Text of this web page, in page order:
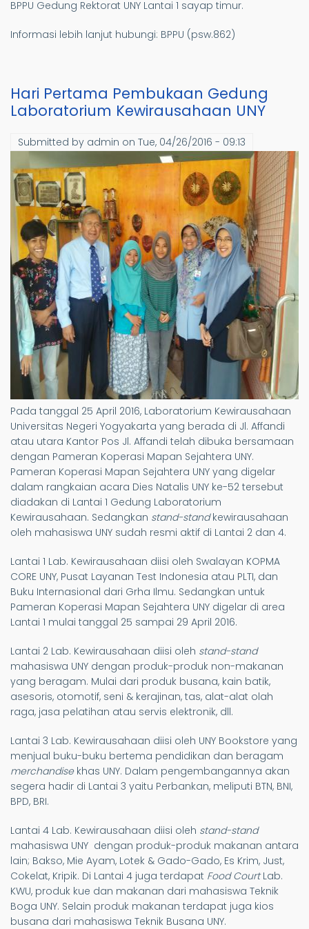
BPPU Gedung Rektorat UNY Lantai 1 sayap timur.
Informasi lebih lanjut hubungi: BPPU (psw.862)
Hari Pertama Pembukaan Gedung
Laboratorium Kewirausahaan UNY
Submitted by admin on Tue, 04/26/2016 - 09:13
Pada tanggal 25 April 2016, Laboratorium Kewirausahaan
Universitas Negeri Yogyakarta yang berada di Jl. Affandi
atau utara Kantor Pos Jl. Affandi telah dibuka bersamaan
dengan Pameran Koperasi Mapan Sejahtera UNY.
Pameran Koperasi Mapan Sejahtera UNY yang digelar
dalam rangkaian acara Dies Natalis UNY ke-52 tersebut
diadakan di Lantai 1 Gedung Laboratorium
Kewirausahaan. Sedangkan stand-standkewirausahaan
oleh mahasiswa UNY sudah resmi aktif di Lantai 2 dan 4.
Lantai 1 Lab. Kewirausahaan diisi oleh Swalayan KOPMA
CORE UNY, Pusat Layanan Test Indonesia atau PLTI, dan
Buku Internasional dari Grha Ilmu. Sedangkan untuk
Pameran Koperasi Mapan Sejahtera UNY digelar di area
Lantai 1 mulai tanggal 25 sampai 29 April 2016.
Lantai 2 Lab. Kewirausahaan diisi oleh stand-stand
mahasiswa UNY dengan produk-produk non-makanan
yang beragam. Mulai dari produk busana, kain batik,
asesoris, otomotif, seni & kerajinan, tas, alat-alat olah
raga, jasa pelatihan atau servis elektronik, dll.
Lantai 3 Lab. Kewirausahaan diisi oleh UNY Bookstore yang
menjual buku-buku bertema pendidikan dan beragam
merchandisekhas UNY. Dalam pengembangannya akan
segera hadir di Lantai 3 yaitu Perbankan, meliputi BTN, BNI,
BPD, BRI.
Lantai 4 Lab. Kewirausahaan diisi oleh stand-stand
mahasiswa UNY dengan produk-produk makanan antara
lain; Bakso, Mie Ayam, Lotek & Gado-Gado, Es Krim, Just,
Cokelat, Kripik. Di Lantai 4 juga terdapat Food CourtLab.
KWU, produk kue dan makanan dari mahasiswa Teknik
Boga UNY. Selain produk makanan terdapat juga kios
busana dari mahasiswa Teknik Busana UNY.